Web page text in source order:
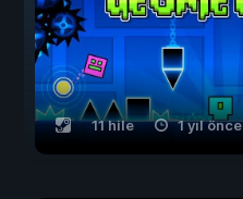
11 hile 1 yıl önce